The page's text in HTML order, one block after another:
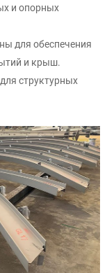
и опорных
для обеспечения
и крыш.
структурных